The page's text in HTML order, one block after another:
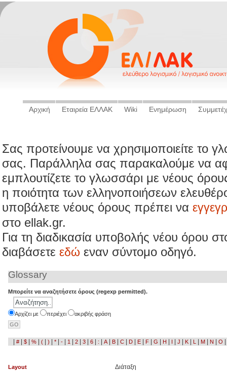
Αρχική Εταιρεία ΕΛΛΑΚ Wiki Ενημέρωση
Σας προτείνουμε να χρησιμοποιείτε το
σας. Παράλληλα σας παρακαλούμε να
εμπλουτίζετε το γλωσσάρι με νέους
η ποιότητα των ελληνοποιήσεων
υποβάλετε νέους όρους πρέπει να
στο ellak.gr.
Για τη διαδικασία υποβολής νέου όρου
διαβάσετε εδώ εναν σύντομο οδηγό.
Glossary
Μπορείτε να αναζητήσετε όρους (regexp permitted).
Aρχίζει με περιέχει ακριβής φράση
| #| $| %| (| ) | *| -| 1 | 2| 3| 6| : | A| B| C| D| E| F| G | H | I | J | K| L | M| N | O |
Layout Διάταξη